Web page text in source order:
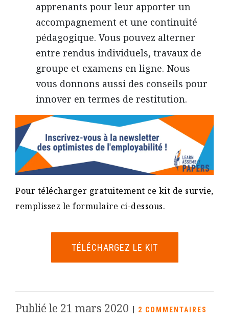
apprenants pour leur apporter un
accompagnement et une continuité
pédagogique. Vous pouvez alterner
entre rendus individuels, travaux de
groupe et examens en ligne. Nous
vous donnons aussi des conseils pour
innover en termes de restitution.
Pour télécharger gratuitement ce kit de survie,
remplissez le formulaire ci-dessous.
TÉLÉCHARGEZ LE KIT
Publié le 21 mars 2020 | 2 COMMENTAIRES